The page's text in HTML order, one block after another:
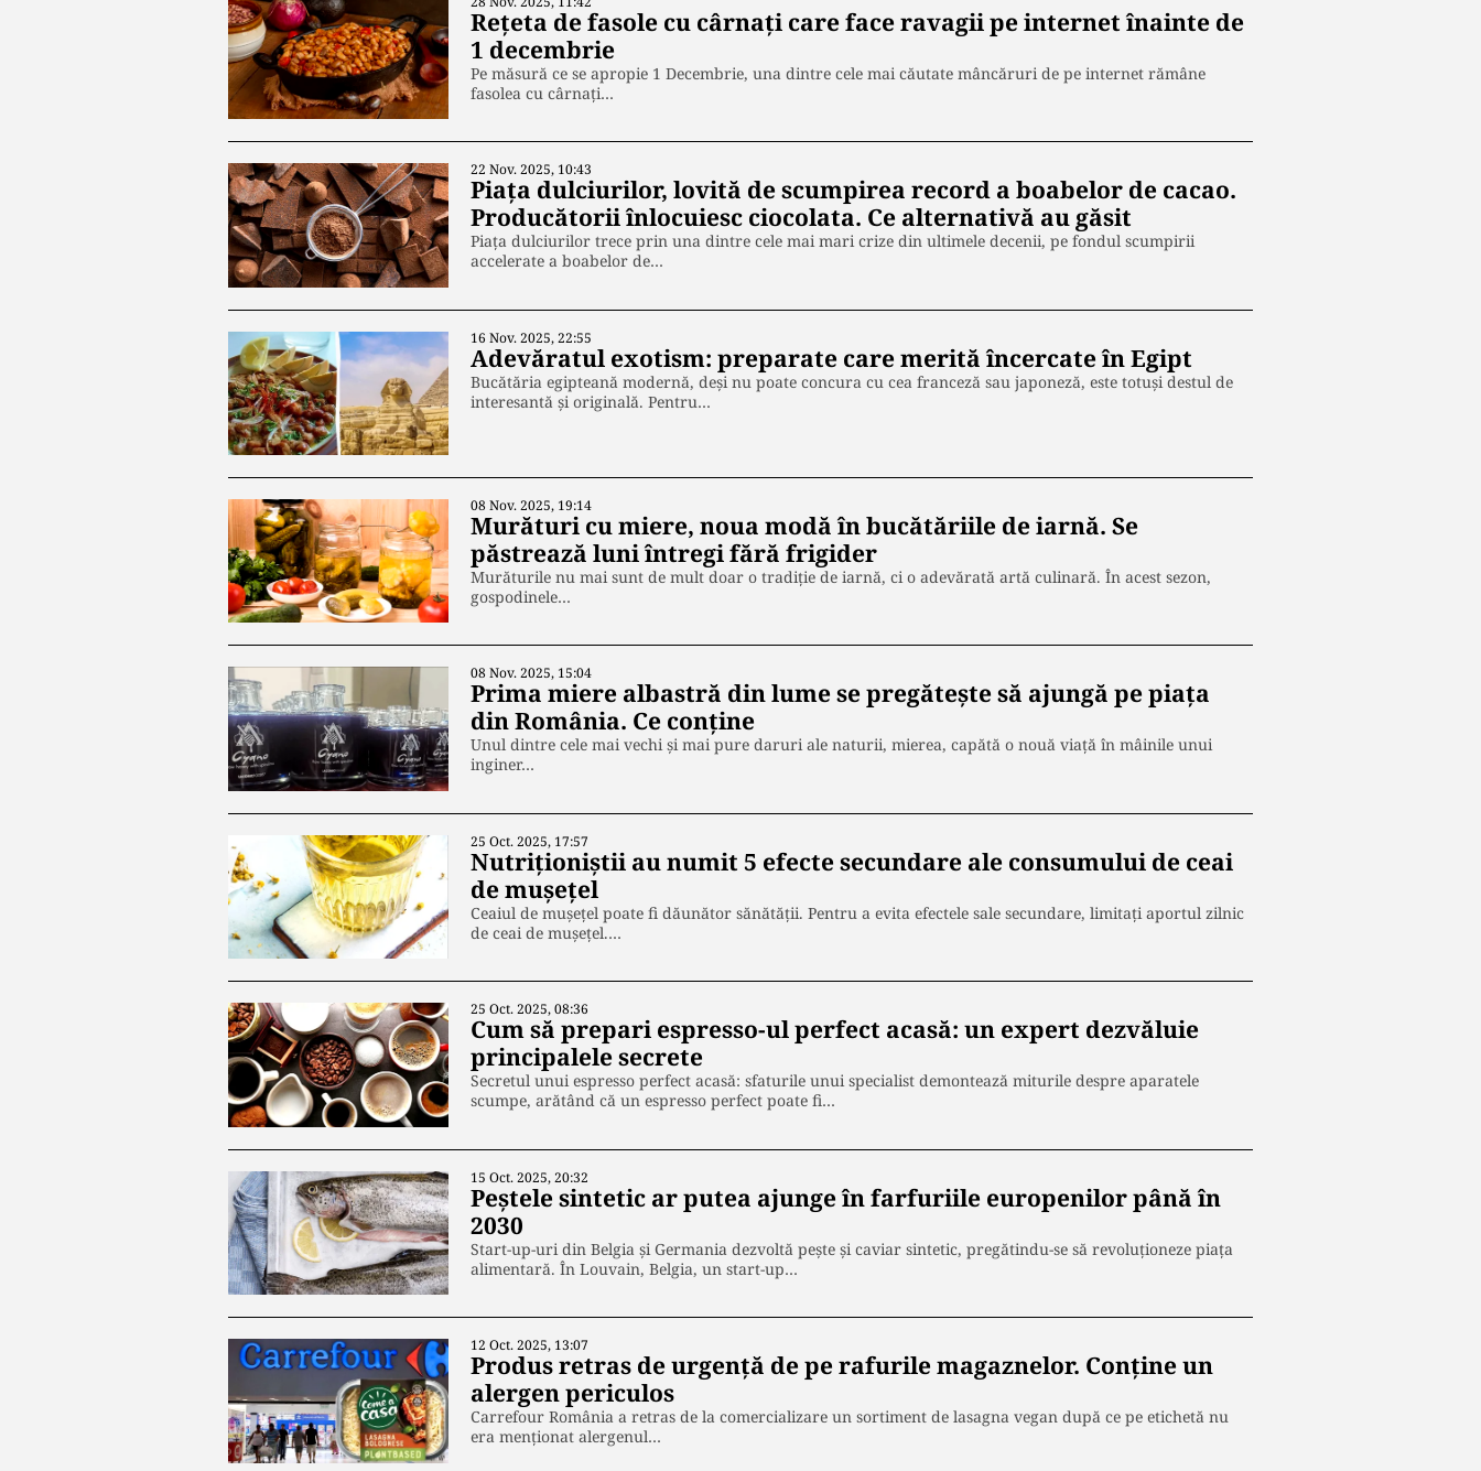
Reţeta de fasole cu cârnați care face ravagii pe internet înainte de
1 decembrie
Pe măsură ce se apropie 1 Decembrie, una dintre cele mai căutate mâncăruri de pe internet rămâne
fasolea cu cârnați…
22 Nov. 2025, 10:43
Piața dulciurilor, lovită de scumpirea record a boabelor de cacao.
Producătorii înlocuiesc ciocolata. Ce alternativă au găsit
Piața dulciurilor trece prin una dintre cele mai mari crize din ultimele decenii, pe fondul scumpirii
accelerate a boabelor de…
16 Nov. 2025, 22:55
Adevăratul exotism: preparate care merită încercate în Egipt
Bucătăria egipteană modernă, deși nu poate concura cu cea franceză sau japoneză, este totuși destul de
interesantă și originală. Pentru…
08 Nov. 2025, 19:14
Murături cu miere, noua modă în bucătăriile de iarnă. Se
păstrează luni întregi fără frigider
Murăturile nu mai sunt de mult doar o tradiție de iarnă, ci o adevărată artă culinară. În acest sezon,
gospodinele…
08 Nov. 2025, 15:04
Prima miere albastră din lume se pregătește să ajungă pe piața
din România. Ce conţine
Unul dintre cele mai vechi și mai pure daruri ale naturii, mierea, capătă o nouă viață în mâinile unui
inginer…
25 Oct. 2025, 17:57
Nutriționiștii au numit 5 efecte secundare ale consumului de ceai
de mușețel
Ceaiul de mușețel poate fi dăunător sănătății. Pentru a evita efectele sale secundare, limitați aportul zilnic
de ceai de mușețel.…
25 Oct. 2025, 08:36
Cum să prepari espresso-ul perfect acasă: un expert dezvăluie
principalele secrete
Secretul unui espresso perfect acasă: sfaturile unui specialist demontează miturile despre aparatele
scumpe, arătând că un espresso perfect poate fi…
15 Oct. 2025, 20:32
Peștele sintetic ar putea ajunge în farfuriile europenilor până în
2030
Start-up-uri din Belgia și Germania dezvoltă pește și caviar sintetic, pregătindu-se să revoluționeze piața
alimentară. În Louvain, Belgia, un start-up…
12 Oct. 2025, 13:07
Produs retras de urgenţă de pe rafurile magaznelor. Conţine un
alergen periculos
Carrefour România a retras de la comercializare un sortiment de lasagna vegan după ce pe etichetă nu
era menționat alergenul…